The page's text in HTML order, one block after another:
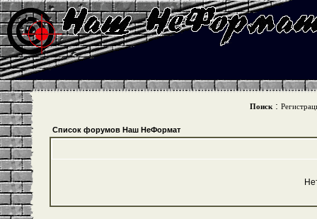
Поиск :
Список форумов Наш НеФормат